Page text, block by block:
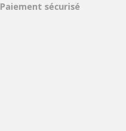
Paiement sécurisé